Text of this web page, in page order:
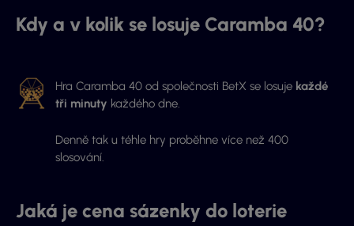
Kdy a v kolik se losuje Caramba 40?
Hra Caramba 40 od společnosti BetX se losuje každé
tři minuty každého dne.
Denně tak u téhle hry proběhne více než 400
slosování.
Jaká je cena sázenky do loterie